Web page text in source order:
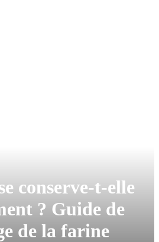
conserve-t-elle
? Guide de
de la farine